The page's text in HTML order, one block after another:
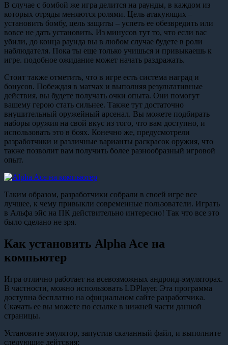
В случае с бомбой же игра делится на раунды, в каждом из
которых отряды меняются ролями. Цель атакующих –
установить бомбу, цель защиты – успеть ее обезвредить или
вовсе не дать установить. Из минусов тут то, что если вас
убили, до конца раунда вы в любом случае будете в роли
наблюдателя. Пока ты еще только учишься и привыкаешь к
игре. подобное ожидание может начать раздражать.
Стоит также отметить, что в игре есть система наград и
бонусов. Побеждая в матчах и выполняя результативные
действия, вы будете получать очки опыта. Они помогут
вашему герою стать сильнее. Также тут достаточно
внушительный оружейный арсенал. Вы можете подбирать
наборы оружия на свой вкус из того, что вам доступно, и
использовать это в боях. Конечно же, предусмотрели
разработчики и различные варианты раскрасок оружия, что
также позволит вам получить более разнообразный игровой
опыт.
Таким образом, разработчики собрали в своей игре все
лучшее, к чему привыкли современные пользователи. Играть
в Альфа эйс на ПК действительно интересно! Так что все это
было сделано не зря.
Как установить Alpha Ace на
компьютер
Игра отлично работает на всевозможных андроид-эмуляторах.
В частности, можно использовать LDPlayer. Эта программа
доступна бесплатно на официальном сайте разработчика.
Скачать ее вы можете по ссылке в нижней части данной
страницы.
Установите эмулятор, запустив скачанный файл, и выполните
следующие дейтсвия: